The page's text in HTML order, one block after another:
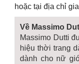
hoặc tại địa chỉ
Về Massimo
Massimo Dutti
hiệu thời trang
dành cho nữ